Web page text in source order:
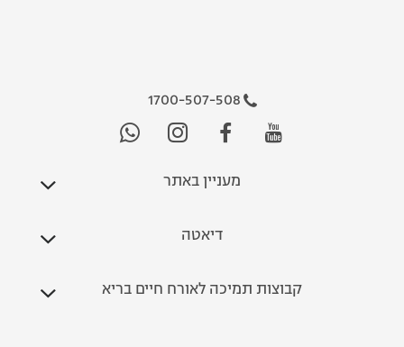
1700-507-508
מעניין באתר
דיאטה
קבוצות תמיכה לאורח חיים בריא